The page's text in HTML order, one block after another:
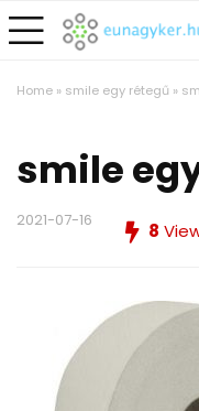
Home » smile egy rétegű »
smile
2021-07-16 8